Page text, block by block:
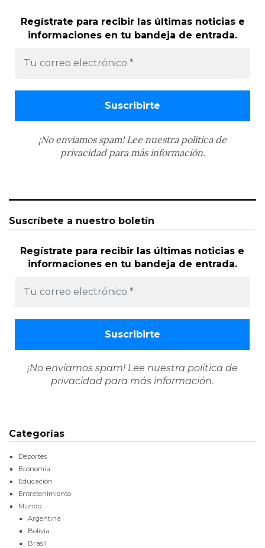
Regístrate para recibir las últimas noticias e
informaciones en tu bandeja de entrada.
¡No enviamos spam! Lee nuestra política de
privacidadpara más información.
Suscríbete a nuestro boletín
Regístrate para recibir las últimas noticias e
informaciones en tu bandeja de entrada.
¡No enviamos spam! Lee nuestra política de
privacidad para más información.
Categorías
Deportes
Economía
Educación
Entretenimiento
Mundo
Argentina
Bolivia
Brasil